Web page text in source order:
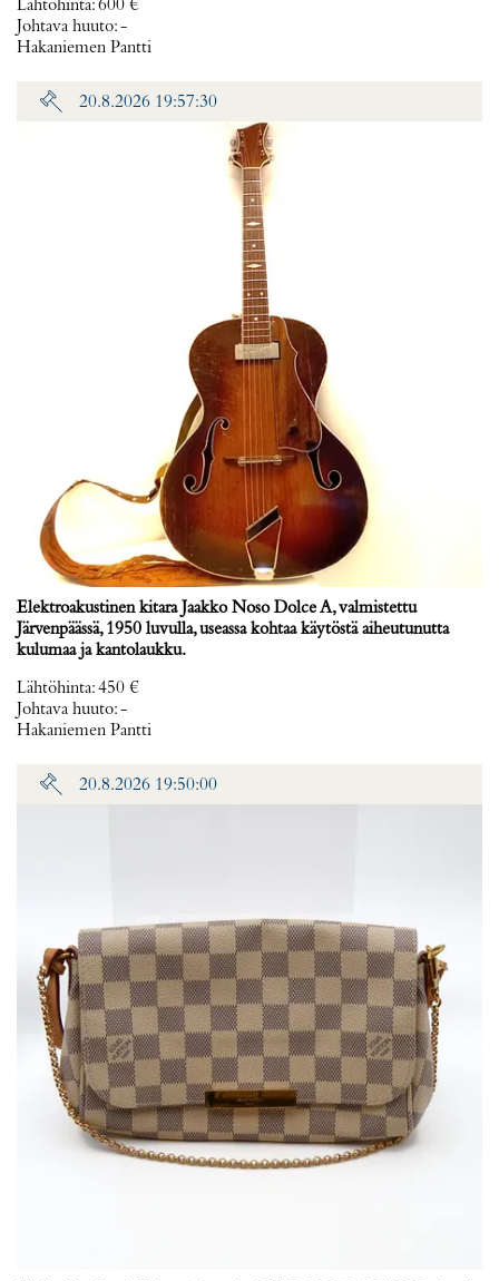
Lähtöhinta:600 €
Johtava huuto:-
Hakaniemen Pantti
20.8.2026 19:57:30
Elektroakustinen kitara Jaakko Noso Dolce A, valmistettu
Järvenpäässä, 1950 luvulla, useassa kohtaa käytöstä aiheutunutta
kulumaa ja kantolaukku.
Lähtöhinta:450 €
Johtava huuto:-
Hakaniemen Pantti
20.8.2026 19:50:00